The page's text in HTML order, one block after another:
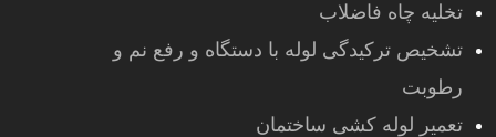
تخلیه چاه فاضلاب
تشخیص ترکیدگی لوله با دستگاه و رفع نم و
رطوبت
تعمیر لوله کشی ساختمان